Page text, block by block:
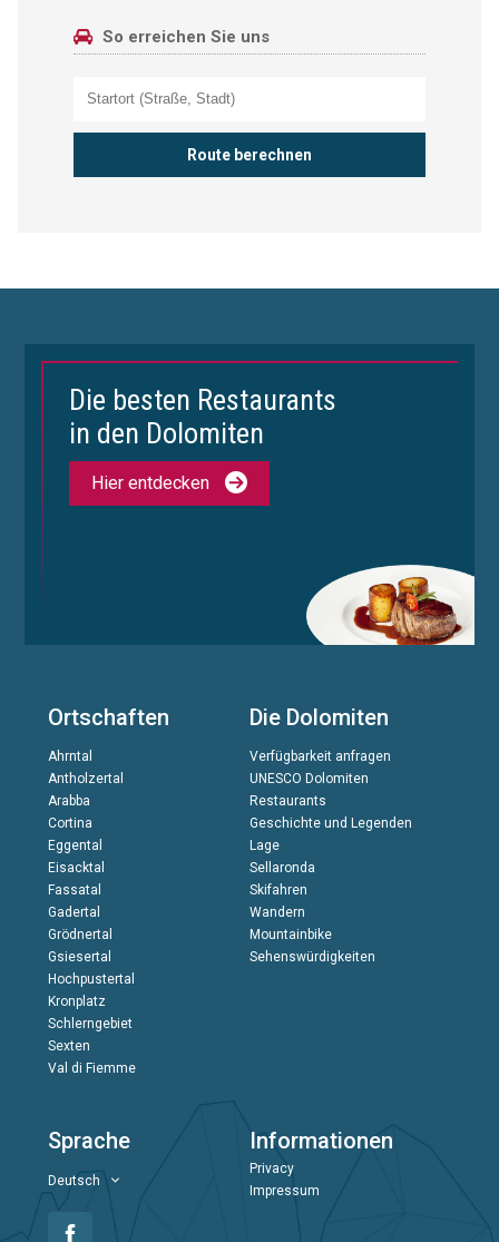
So erreichen Sie uns
Die besten Restaurants
in den Dolomiten
Hier entdecken
Ortschaften
Ahrntal
Antholzertal
Arabba
Cortina
Eggental
Eisacktal
Fassatal
Gadertal
Grödnertal
Gsiesertal
Hochpustertal
Kronplatz
Schlerngebiet
Sexten
Val di Fiemme
Die Dolomiten
Verfügbarkeit anfragen
UNESCO Dolomiten
Restaurants
Geschichte und Legenden
Lage
Sellaronda
Skifahren
Wandern
Mountainbike
Sehenswürdigkeiten
Sprache
Deutsch
Informationen
Privacy
Impressum